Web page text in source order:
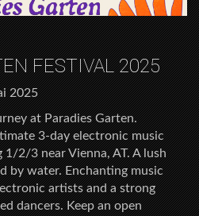
FESTIVAL 2025
2025
at Paradies Garten.
3-day electronic music
2/3 near Vienna, AT. A lush
by water. Enchanting music
artists and a strong
dancers. Keep an open